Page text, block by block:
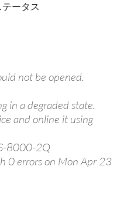
ータス
not be opened.
in a degraded state.
and online it using
8000-2Q
0 errors on Mon Apr 23